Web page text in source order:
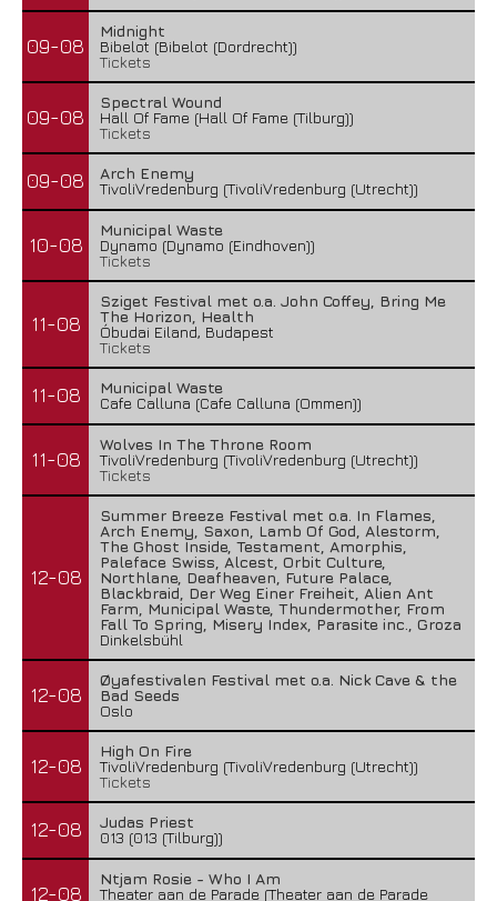
09-08
Midnight
Bibelot (Bibelot (Dordrecht))
Tickets
09-08
Spectral Wound
Hall Of Fame (Hall Of Fame (Tilburg))
Tickets
09-08
Arch Enemy
TivoliVredenburg (TivoliVredenburg (Utrecht))
10-08
Municipal Waste
Dynamo (Dynamo (Eindhoven))
Tickets
11-08
Sziget Festival met o.a. John Coffey, Bring Me
The Horizon, Health
Óbudai Eiland, Budapest
Tickets
11-08
Municipal Waste
Cafe Calluna (Cafe Calluna (Ommen))
11-08
Wolves In The Throne Room
TivoliVredenburg (TivoliVredenburg (Utrecht))
Tickets
12-08
Summer Breeze Festival met o.a. In Flames,
Arch Enemy, Saxon, Lamb Of God, Alestorm,
The Ghost Inside, Testament, Amorphis,
Paleface Swiss, Alcest, Orbit Culture,
Northlane, Deafheaven, Future Palace,
Blackbraid, Der Weg Einer Freiheit, Alien Ant
Farm, Municipal Waste, Thundermother, From
Fall To Spring, Misery Index, Parasite inc., Groza
Dinkelsbühl
12-08
Øyafestivalen Festival met o.a. Nick Cave & the
Bad Seeds
Oslo
12-08
High On Fire
TivoliVredenburg (TivoliVredenburg (Utrecht))
Tickets
12-08
Judas Priest
013 (013 (Tilburg))
12-08
Ntjam Rosie - Who I Am
Theater aan de Parade (Theater aan de Parade